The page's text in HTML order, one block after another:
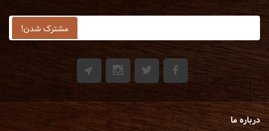
درباره ما